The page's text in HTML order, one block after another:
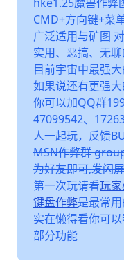
CMD+方向键+菜
广泛适用与矿图
实用、恶搞、无
目前宇宙中最强
如果说还有更强
你可以加QQ群
47099542、
人一起玩，反馈
MSN作弊群
为好友即可,发闪
第一次玩请看玩
键盘作弊是最常
实在懒得看你可
部分功能